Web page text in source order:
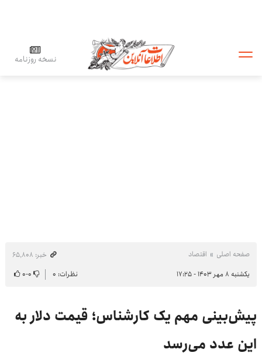
نسخه روزنامه
صفحه اصلی اقتصاد
خبر: ۶۵٬۸۰۸
یکشنبه ۸ مهر ۱۴۰۳ - ۱۷:۲۵
نظرات: ۰ ۰-۰
پیش‌بینی مهم یک کارشناس؛ قیمت دلار به
این عدد می‌رسد